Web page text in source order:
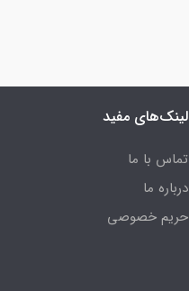
لینک‌های مفید
تماس با ما
درباره ما
حریم خصوصی